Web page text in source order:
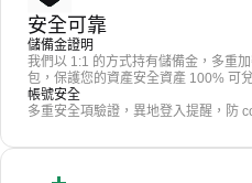
安全可靠
儲備金證明
我們以 1:1 的方式持有儲備金，多重
包，保護您的資產安全資產 100% 可
帳號安全
多重安全項驗證，異地登入提醒，防